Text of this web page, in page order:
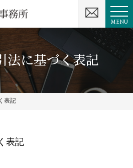
MENU
法に基づく表記
表記
表記